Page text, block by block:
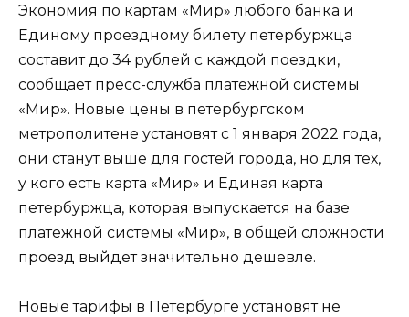
Экономия по картам «Мир» любого банка и
Единому проездному билету петербуржца
составит до 34 рублей с каждой поездки,
сообщает пресс-служба платежной системы
«Мир». Новые цены в петербургском
метрополитене установят с 1 января 2022 года,
они станут выше для гостей города, но для тех,
у кого есть карта «Мир» и Единая карта
петербуржца, которая выпускается на базе
платежной системы «Мир», в общей сложности
проезд выйдет значительно дешевле.
Новые тарифы в Петербурге установят не